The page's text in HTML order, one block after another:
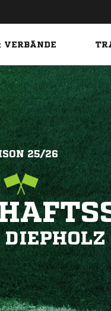
VERBÄNDE
25/26